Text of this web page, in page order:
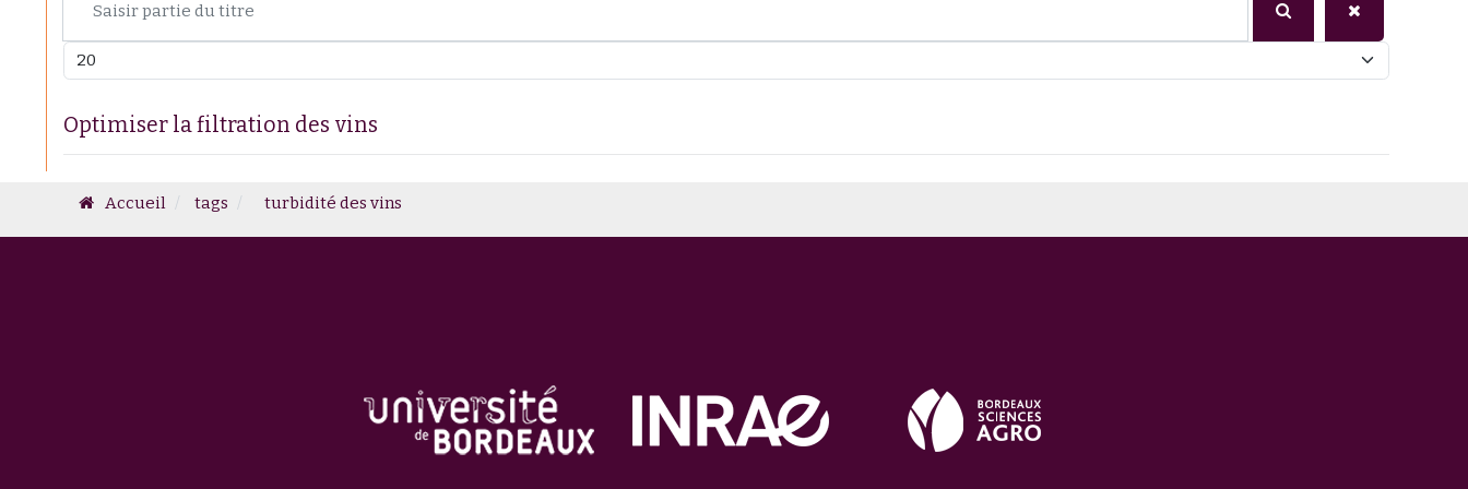
Afficher #
Optimiser la filtration des vins
Accueil tags turbidité des vins